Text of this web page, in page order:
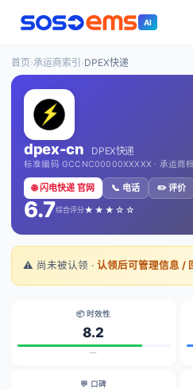
AI
首页›承运商索引 ›DPEX快递
dpex-cn DPEX快递
标准编码 GCCNC00000XXXXX · 承运商
🌐 闪电快递 官网 📞 电话 ✏️ 评价
6.7综合评分★★★☆☆
⚠️ 尚未被认领 · 认领后可管理信息 /
📦 时效性
8.2
—
💬 口碑